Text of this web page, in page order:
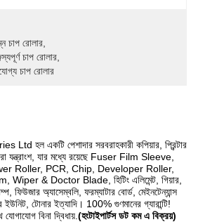
চাপ রোলার
চাপ রোলার
চাপ রোলার
হল একটি পেশাদার সরবরাহকারী কপিয়ার, প্রিন্টার
যন্ত্রাংশ, যার মধ্যে রয়েছে Fuser Film Sleeve,
Roller, PCR, Chip, Developer Roller,
& Doctor Blade, হিটিং এলিমেন্ট, গিয়ার,
ফিউজার অ্যাসেম্বলি, ফরম্যাটার বোর্ড, মেইনটেন্যান্স
ইউনিট, টোনার ইত্যাদি। 100% গুণমানের গ্যারান্টি!
বিনা দ্বিধায়. (হংটাইপার্টস ডট কম এ বিক্রয়)